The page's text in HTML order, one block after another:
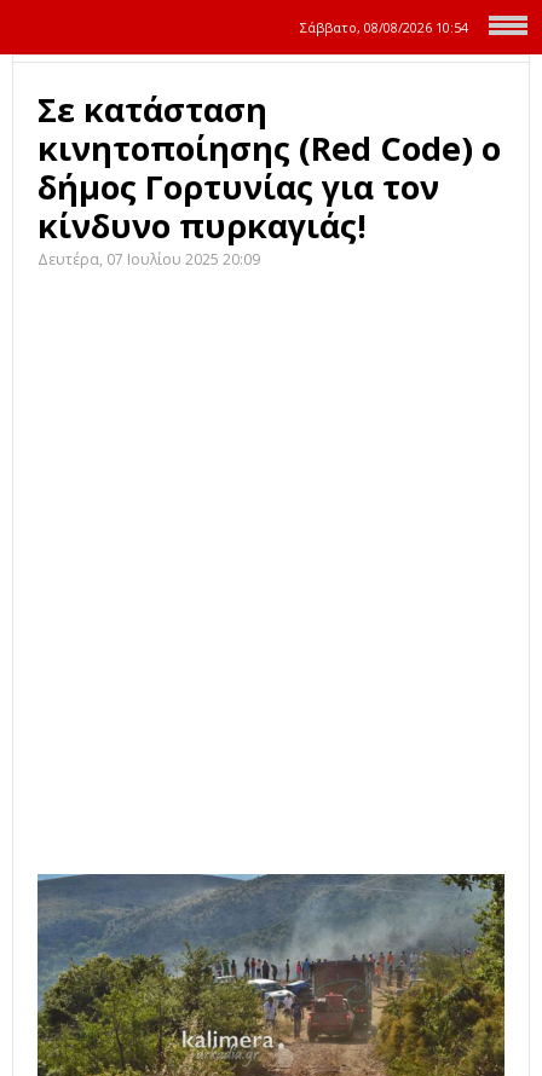
Σάββατο, 08/08/2026 10:54
Σε κατάσταση
κινητοποίησης (Red Code) ο
δήμος Γορτυνίας για τον
κίνδυνο πυρκαγιάς!
Δευτέρα, 07 Ιουλίου 2025 20:09